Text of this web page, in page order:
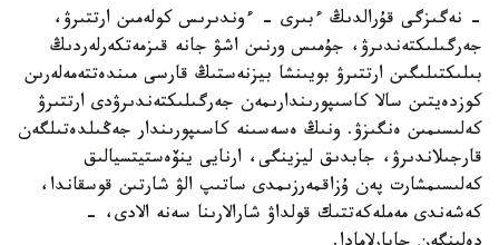
- نەگىزگى قۇرالدىڭ ءبىرى - ءوندىرىس كولەمىن ارتتىرۋ،
جەرگىلىكتەندىرۋ، جۇمىس ورنىن اشۋ جانە قىزمەتكەرلەردىڭ
بىلىكتىلىگىن ارتتىرۋ بويىنشا بيزنەستىڭ قارسى مىندەتتەمەلەرىن
كوزدەيتىن سالا كاسىپورىندارىمەن جەرگىلىكتەندىرۋدى ارتتىرۋ
كەلىسىمىن ەنگىزۋ. ونىڭ ەسەسىنە كاسىپورىندار جەڭىلدەتىلگەن
قارجىلاندىرۋ، جابدىق ليزينگى، ارنايى ينۆەستيتسيالىق
كەلىسىمشارت پەن ۇزاقمەرزىمدى ساتىپ الۋ شارتىن قوسقاندا،
كەشەندى مەملەكەتتىك قولداۋ شارالارىنا سەنە الادى، -